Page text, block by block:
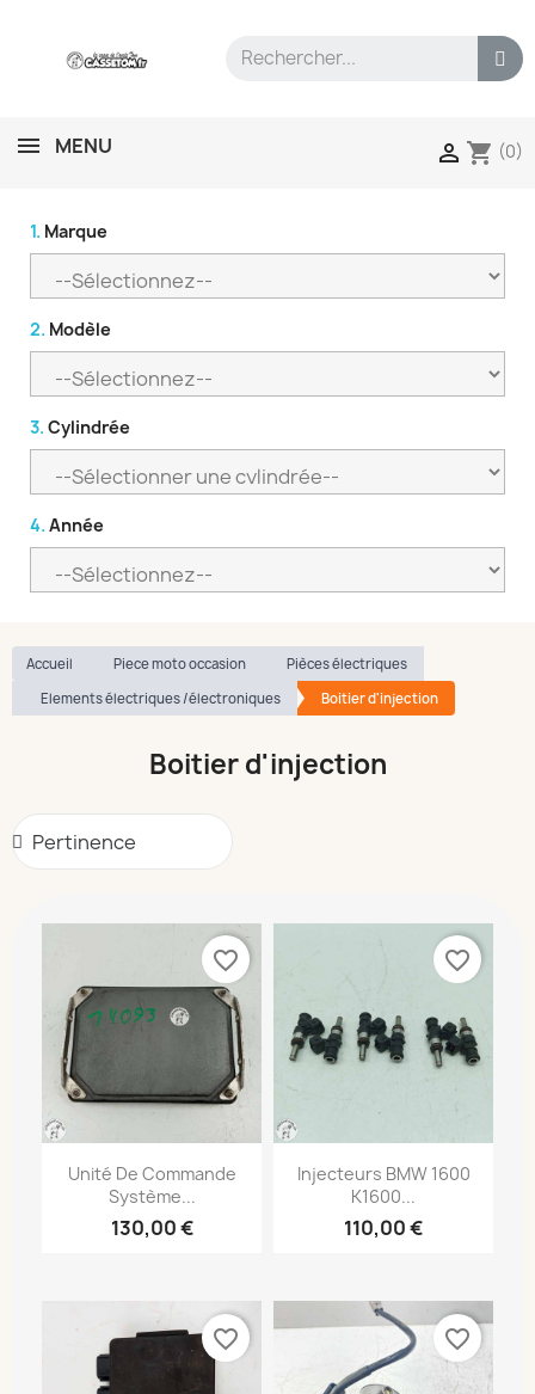
MENU  shopping_cart (0)
1. Marque
2. Modèle
3. Cylindrée
4. Année
Accueil Piece moto occasion
Pièces électriques
Elements électriques /électroniques
Boitier d'injection
Boitier d'injection
Unité De Commande
Système...
130,00 €
favorite_border
Injecteurs BMW 1600
K1600...
110,00 €
favorite_border
favorite_border favorite_border